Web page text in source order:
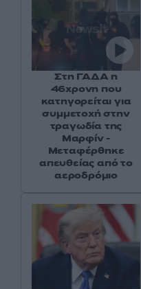
Στη ΓΑΔΑ η
46χρονη που
κατηγορείται για
συμμετοχή στην
τραγωδία της
Μαρφίν -
Μεταφέρθηκε
απευθείας από το
αεροδρόμιο